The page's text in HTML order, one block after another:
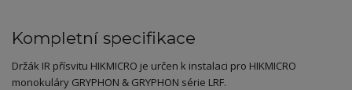
Kompletní specifikace
Držák IR přísvitu HIKMICRO je určen k instalaci pro HIKMICRO
monokuláry GRYPHON & GRYPHON série LRF.